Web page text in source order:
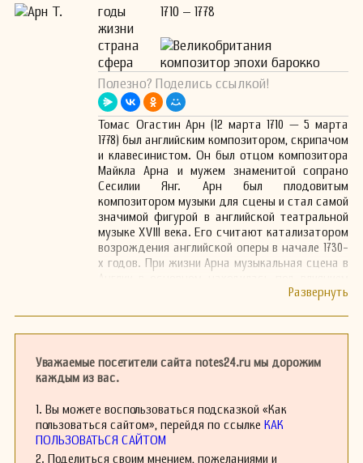
годы
жизни
1710 – 1778
страна
Великобритания
сфера
композитор эпохи барокко
Полезно? Поделись ссылкой!
Томас Огастин Арн (12 марта 1710 — 5 марта
1778) был английским композитором, скрипачом
и клавесинистом. Он был отцом композитора
Майкла Арна и мужем знаменитой сопрано
Сесилии Янг. Арн был плодовитым
композитором музыки для сцены и стал самой
значимой фигурой в английской театральной
музыке XVIII века. Его считают катализатором
возрождения английской оперы в начале 1730-
х годов. При жизни Арна музыкальная сцена в
зарубежной музыки и музыкантов. Арн был
монополизировавшим британскую
музыкальную сцену в XVIII веке.
примерно для 100 сценических произведений,
включая пьесы, маски, пантомимы и оперы.
Многие его драматические партитуры ныне
Уважаемые посетители сайта notes24.ru мы дорожим
каждым из вас.
1. Вы можете воспользоваться подсказкой «Как
пользоваться сайтом», перейдя по ссылке КАК
ПОЛЬЗОВАТЬСЯ САЙТОМ
2. Поделиться своим мнением, пожеланиями и